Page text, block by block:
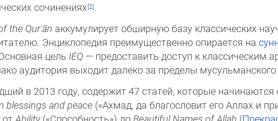
со­чи­не­ни­ях
.
the Qurʾān аккумулирует обширную базу классических
Эн­ци­клопедия преимущественно опирается на
цель IEQ — пре­доставить доступ к классическим
ауди­то­рия выходит далеко за пределы
в 2013 году, содержит 47 статей, которые начинаются
blessings and peace («Ахмад, да благословит его Аллах и